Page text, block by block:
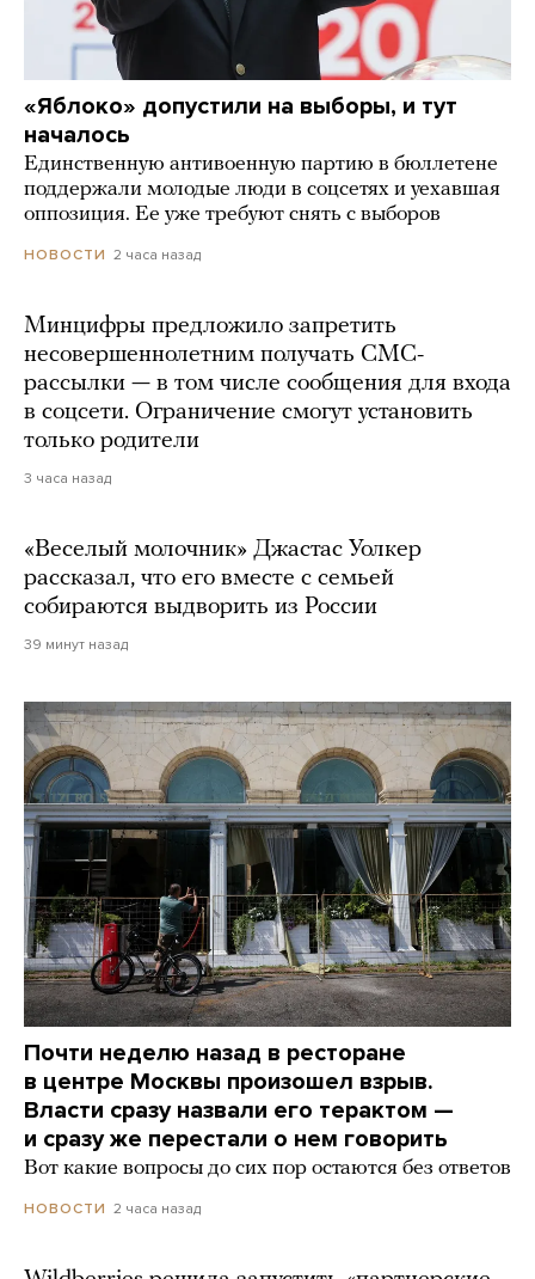
«Яблоко» допустили на выборы, и тут
началось
Единственную антивоенную партию в бюллетене
поддержали молодые люди в соцсетях и уехавшая
оппозиция. Ее уже требуют снять с выборов
НОВОСТИ 2 часа назад
Минцифры предложило запретить
несовершеннолетним получать СМС-
рассылки — в том числе сообщения для входа
в соцсети. Ограничение смогут установить
только родители
3 часа назад
«Веселый молочник» Джастас Уолкер
рассказал, что его вместе с семьей
собираются выдворить из России
39 минут назад
Почти неделю назад в ресторане
в центре Москвы произошел взрыв.
Власти сразу назвали его терактом —
и сразу же перестали о нем говорить
Вот какие вопросы до сих пор остаются без ответов
НОВОСТИ 2 часа назад